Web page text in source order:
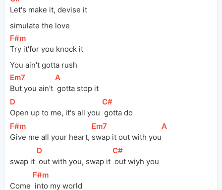
Let's make it, devise it
simulate the love
[F#m
Try it'for you knock it
You ain't gotta rush
[Em7
But you ain't
[
A
gotta stop it
[D
Open up to me, it's all you
[
C#
gotta do
[F#m
Give me all your heart,
[Em7
swap it out with you
[
A
swap it
[D
out with you, swap it
[
C#
out wiyh you
Come
[F#m
into my world